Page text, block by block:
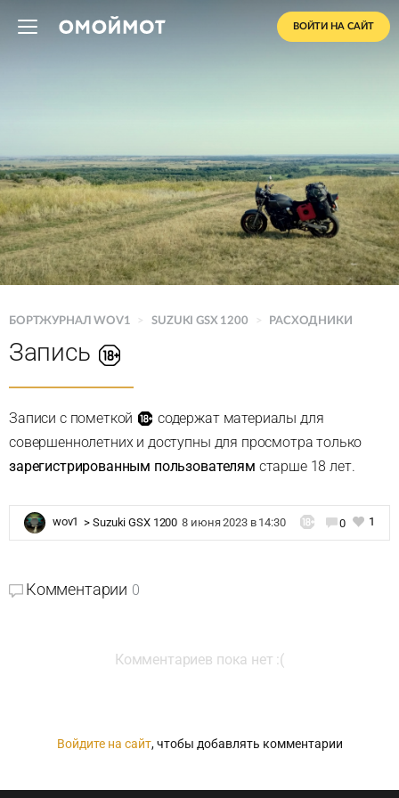
ВОЙТИ НА САЙТ
БОРТЖУРНАЛ WOV1 > SUZUKI GSX 1200 > РАСХОДНИКИ
Запись
Записи с пометкой
содержат материалы для
совершеннолетних и доступны для просмотра только
зарегистрированным пользователям старше 18 лет.
wov1 >Suzuki GSX 1200 8 июня 2023 в 14:30 0 1
Комментарии 0
Комментариев пока нет :(
Войдите на сайт, чтобы добавлять комментарии